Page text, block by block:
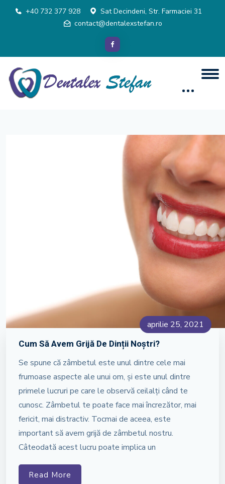
+40 732 377 928
Sat Decindeni, Str. Farmaciei 31
contact@dentalexstefan.ro
aprilie 25, 2021
Cum Să Avem Grijă De Dinții Noștri?
Se spune că zâmbetul este unul dintre cele mai
frumoase aspecte ale unui om, și este unul dintre
primele lucruri pe care le observă ceilalți când te
cunosc. Zâmbetul te poate face mai încrezător, mai
fericit, mai distractiv. Tocmai de aceea, este
important să avem grijă de zâmbetul nostru.
Câteodată acest lucru poate implica un
Read More